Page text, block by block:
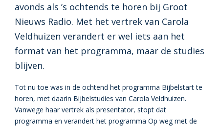
avonds als ’s ochtends te horen bij Groot
Nieuws Radio. Met het vertrek van Carola
Veldhuizen verandert er wel iets aan het
format van het programma, maar de studies
blijven.
Tot nu toe was in de ochtend het programma Bijbelstart te
horen, met daarin Bijbelstudies van Carola Veldhuizen.
Vanwege haar vertrek als presentator, stopt dat
programma en verandert het programma Op weg met de